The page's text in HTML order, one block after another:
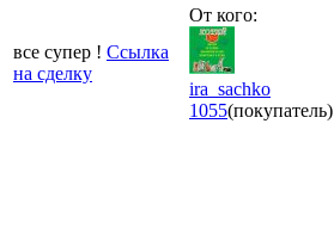
все супер ! Ссылка
на сделку
От кого:
ira_sachko
1055(покупатель)